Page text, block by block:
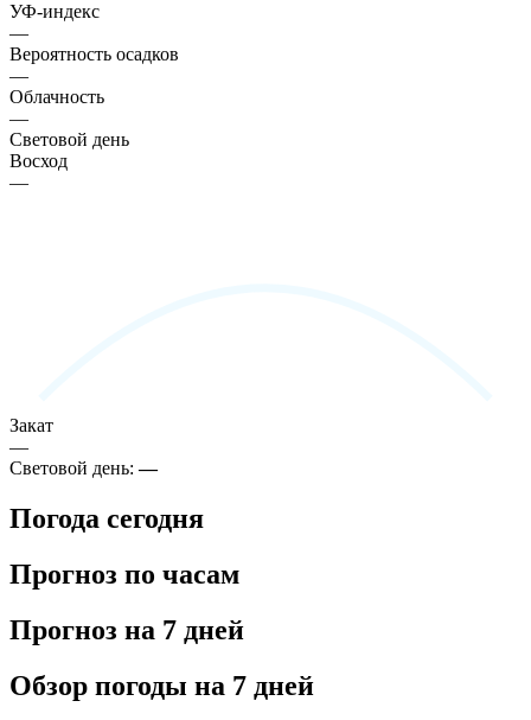
УФ-индекс
—
Вероятность осадков
—
Облачность
—
Световой день
Восход
—
Закат
—
Световой день:—
Погода сегодня
Прогноз по часам
Прогноз на 7 дней
Обзор погоды на 7 дней